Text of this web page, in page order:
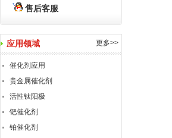
售后客服
应用领域 更多>>
催化剂应用
贵金属催化剂
活性钛阳极
钯催化剂
铂催化剂